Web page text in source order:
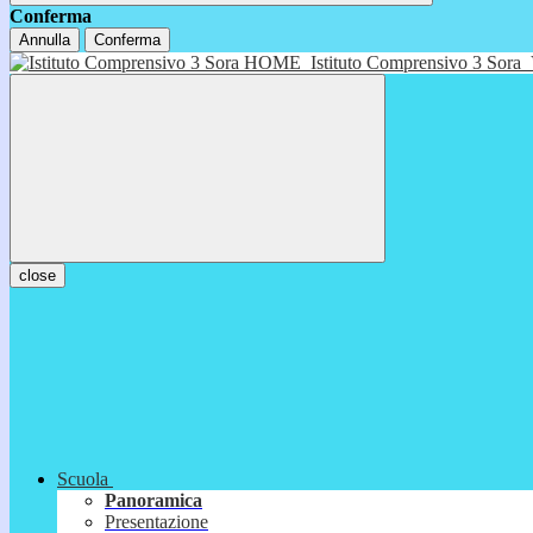
Conferma
Annulla Conferma
HOME Istituto Comprensivo 3 Sora
close
Scuola
Panoramica
Presentazione